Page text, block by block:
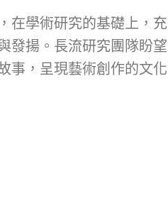
在學術研究的基礎上，
揚。長流研究團隊盼
事，呈現藝術創作的文化